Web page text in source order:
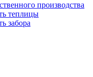
производства
теплицы
забора